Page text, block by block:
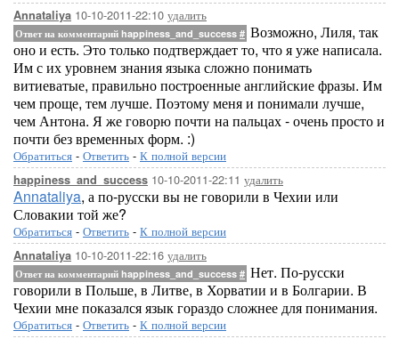
Annataliya 10-10-2011-22:10 удалить
Ответ на комментарий happiness_and_success # Возможно, Лиля, так
оно и есть. Это только подтверждает то, что я уже написала.
Им с их уровнем знания языка сложно понимать
витиеватые, правильно построенные английские фразы. Им
чем проще, тем лучше. Поэтому меня и понимали лучше,
чем Антона. Я же говорю почти на пальцах - очень просто и
почти без временных форм. :)
Обратиться - Ответить - К полной версии
happiness_and_success 10-10-2011-22:11 удалить
Annataliya, а по-русски вы не говорили в Чехии или
Словакии той же?
Обратиться - Ответить - К полной версии
Annataliya 10-10-2011-22:16 удалить
Ответ на комментарий happiness_and_success # Нет. По-русски
говорили в Польше, в Литве, в Хорватии и в Болгарии. В
Чехии мне показался язык гораздо сложнее для понимания.
Обратиться - Ответить - К полной версии